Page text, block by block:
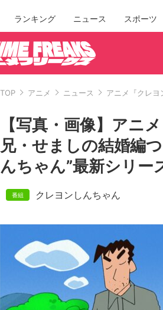
ランキング ニュース スポーツ
TOP アニメ ニュース アニメ『クレヨ
【写真・画像】アニ
兄・せましの結婚編
んちゃん”最新シリー
クレヨンしんちゃん